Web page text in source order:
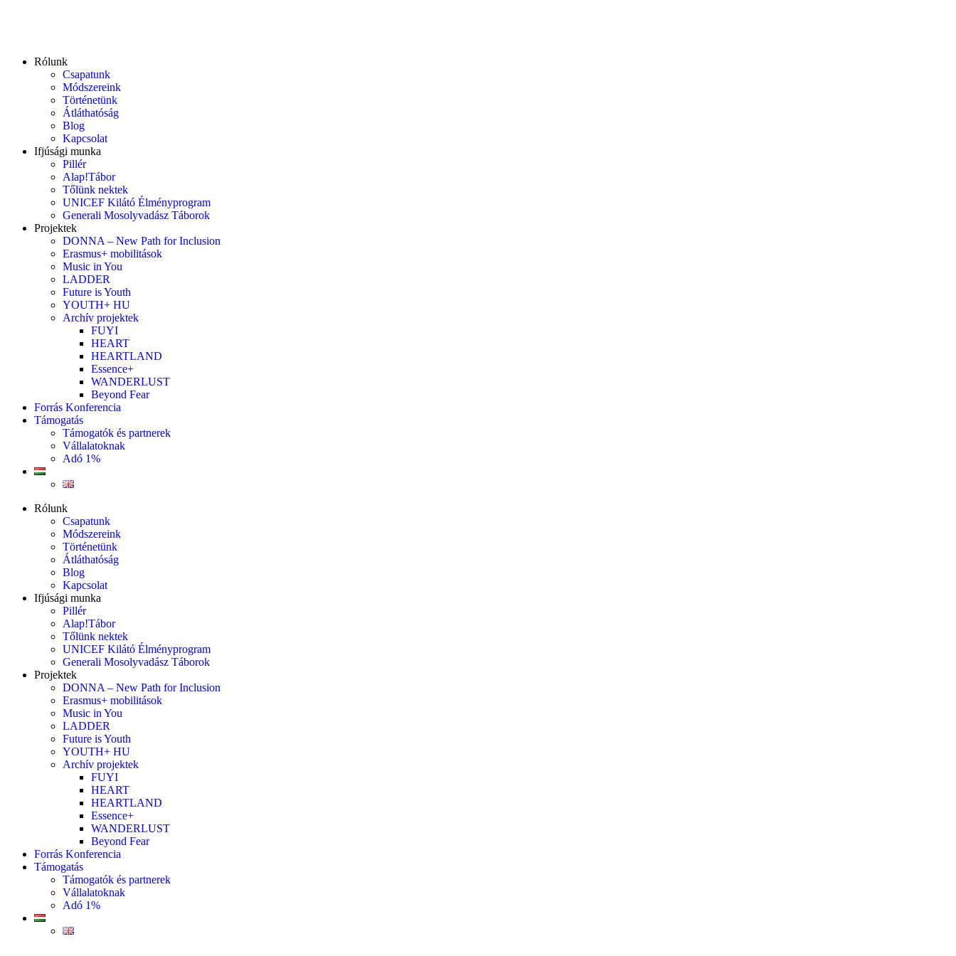
Rólunk
Csapatunk
Módszereink
Történetünk
Átláthatóság
Blog
Kapcsolat
Ifjúsági munka
Pillér
Alap!Tábor
Tőlünk nektek
UNICEF Kilátó Élményprogram
Generali Mosolyvadász Táborok
Projektek
DONNA – New Path for Inclusion
Erasmus+ mobilitások
Music in You
LADDER
Future is Youth
YOUTH+ HU
Archív projektek
FUYI
HEART
HEARTLAND
Essence+
WANDERLUST
Beyond Fear
Forrás Konferencia
Támogatás
Támogatók és partnerek
Vállalatoknak
Adó 1%
Rólunk
Csapatunk
Módszereink
Történetünk
Átláthatóság
Blog
Kapcsolat
Ifjúsági munka
Pillér
Alap!Tábor
Tőlünk nektek
UNICEF Kilátó Élményprogram
Generali Mosolyvadász Táborok
Projektek
DONNA – New Path for Inclusion
Erasmus+ mobilitások
Music in You
LADDER
Future is Youth
YOUTH+ HU
Archív projektek
FUYI
HEART
HEARTLAND
Essence+
WANDERLUST
Beyond Fear
Forrás Konferencia
Támogatás
Támogatók és partnerek
Vállalatoknak
Adó 1%